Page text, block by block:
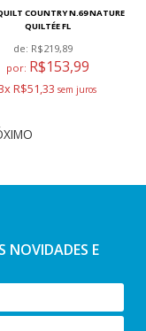
COUNTRY N.69 NATURE
QUILTÉE FL
de: R$219,89
por: R$153,99
R$51,33
NOVIDADES E